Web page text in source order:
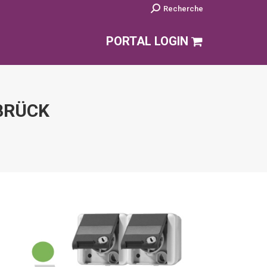
Search:Recherche
PORTAL LOGIN